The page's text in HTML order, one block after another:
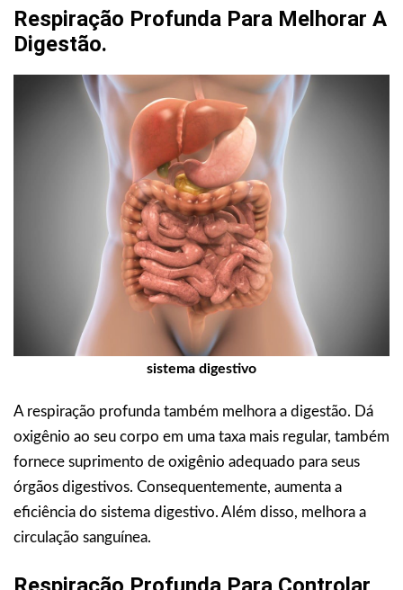
Respiração Profunda Para Melhorar A
Digestão.
sistema digestivo
A respiração profunda também melhora a digestão. Dá
oxigênio ao seu corpo em uma taxa mais regular, também
fornece suprimento de oxigênio adequado para seus
órgãos digestivos. Consequentemente, aumenta a
eficiência do sistema digestivo. Além disso, melhora a
circulação sanguínea.